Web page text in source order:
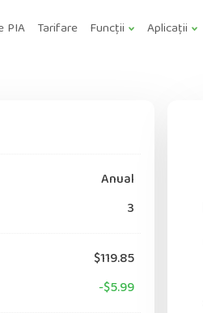
PIA Tarifare Funcții Aplicații
Anual
3
$119.85
-$5.99